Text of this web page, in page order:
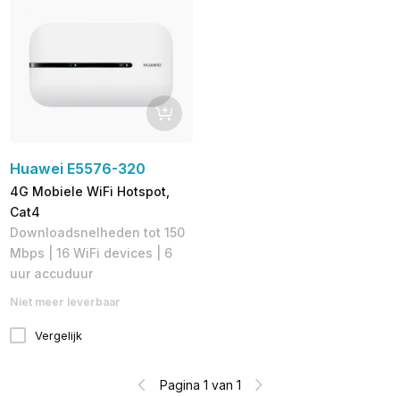
Huawei E5576-320
4G Mobiele WiFi Hotspot,
Cat4
Downloadsnelheden tot 150
Mbps​ | 16 WiFi devices | 6
uur accuduur
Niet meer leverbaar
Vergelijk
Pagina 1 van 1